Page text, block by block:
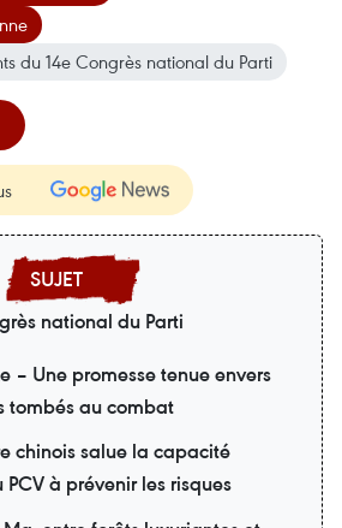
du 14e Congrès national du Parti
national du Parti
– Une promesse tenue envers
tombés au combat
chinois salue la capacité
à prévenir les risques